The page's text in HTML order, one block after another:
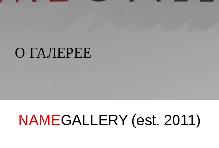
О ГАЛЕРЕЕ
NAMEGALLERY (est. 2011)